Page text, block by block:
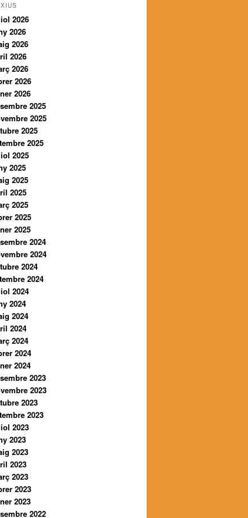
2026
2026
2026
2026
2026
2026
2026
2025
2025
2025
2025
2025
2025
2025
2025
2025
2025
2025
2024
2024
2024
2024
2024
2024
2024
2024
2024
2024
2024
2023
2023
2023
2023
2023
2023
2023
2023
2023
2023
2023
2022